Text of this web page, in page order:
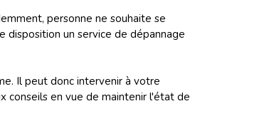
personne ne souhaite se
disposition un service de dépannage
Il peut donc intervenir à votre
conseils en vue de maintenir l'état de